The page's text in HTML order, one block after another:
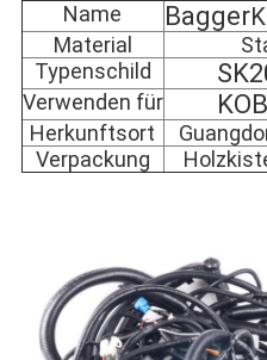
Name Bagger
Material
Typenschild
Verwenden für
Herkunftsort
Verpackung